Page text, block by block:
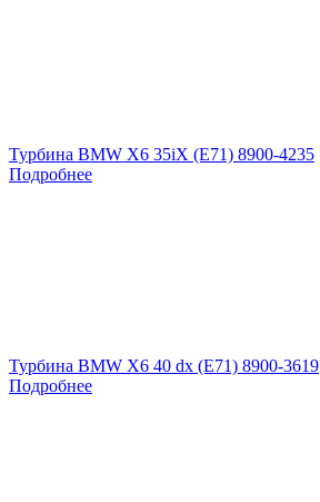
Турбина BMW X6 35iX (E71) 8900-4235
Подробнее
Турбина BMW X6 40 dx (E71) 8900-3619
Подробнее